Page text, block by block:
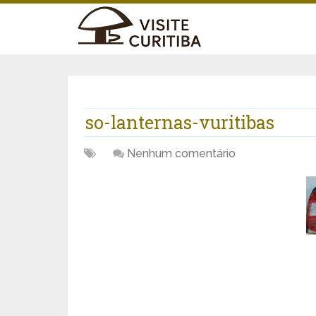
so-lanternas-vuritibas
Nenhum comentário